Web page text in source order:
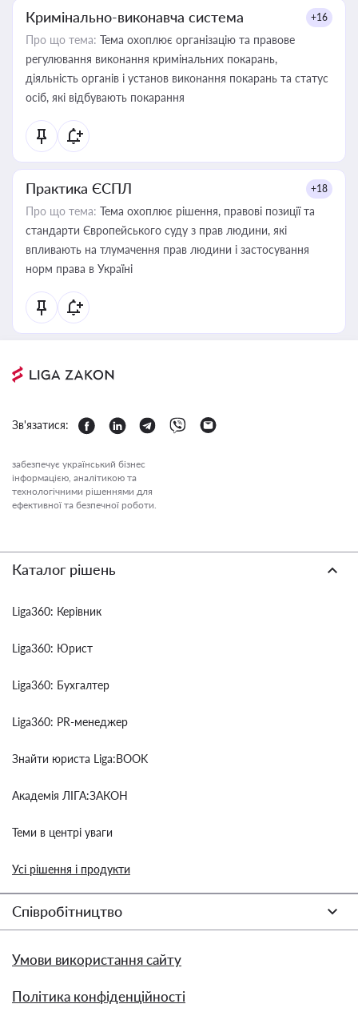
Кримінально-виконавча система +16
Про що тема: Тема охоплює організацію та правове
регулювання виконання кримінальних покарань,
діяльність органів і установ виконання покарань та статус
осіб, які відбувають покарання
Практика ЄСПЛ +18
Про що тема: Тема охоплює рішення, правові позиції та
стандарти Європейського суду з прав людини, які
впливають на тлумачення прав людини і застосування
норм права в Україні
Зв'язатися:
забезпечує український бізнес
інформацією, аналітикою та
технологічними рішеннями для
ефективної та безпечної роботи.
Каталог рішень
Liga360: Керівник
Liga360: Юрист
Liga360: Бухгалтер
Liga360: PR-менеджер
Знайти юриста Liga:BOOK
Академія ЛІГА:ЗАКОН
Теми в центрі уваги
Усі рішення і продукти
Співробітництво
Умови використання сайту
Політика конфіденційності